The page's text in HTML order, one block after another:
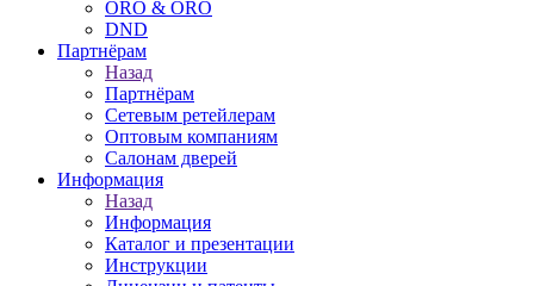
ORO & ORO
DND
Партнёрам
Назад
Партнёрам
Сетевым ретейлерам
Оптовым компаниям
Салонам дверей
Информация
Назад
Информация
Каталог и презентации
Инструкции